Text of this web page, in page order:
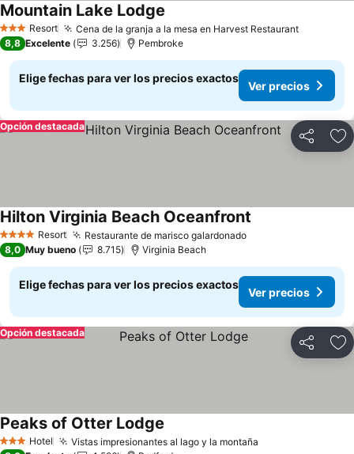
3 EstrellasResort Cena de la granja a la mesa en Harvest Restaurant
Mountain Lake Lodge
8,8 Excelente 3.256 Pembroke
Elige fechas para ver los precios exactos
Ver precios
Compartir
Opción destacada
4 EstrellasResort Restaurante de marisco galardonado
Hilton Virginia Beach Oceanfront
8,0 Muy bueno 8.715 Virginia Beach
Elige fechas para ver los precios exactos
Ver precios
Compartir
Opción destacada
3 Estrellas
Hotel Vistas impresionantes al lago y la montaña
Peaks of Otter Lodge